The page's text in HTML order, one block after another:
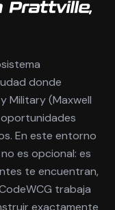
Prattville,
donde
Military (Maxwell
oportunidades
En este entorno
es opcional: es
te encuentran,
trabaja
exactamente